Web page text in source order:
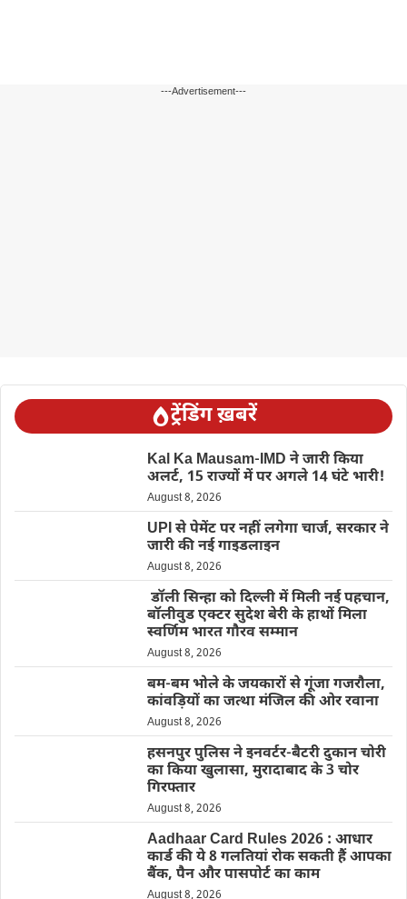
---Advertisement---
ट्रेंडिंग ख़बरें
Kal Ka Mausam-IMD ने जारी किया
अलर्ट, 15 राज्यों में पर अगले 14 घंटे भारी!
August 8, 2026
UPI से पेमेंट पर नहीं लगेगा चार्ज, सरकार ने
जारी की नई गाइडलाइन
August 8, 2026
डॉली सिन्हा को दिल्ली में मिली नई पहचान,
बॉलीवुड एक्टर सुदेश बेरी के हाथों मिला
स्वर्णिम भारत गौरव सम्मान
August 8, 2026
बम-बम भोले के जयकारों से गूंजा गजरौला,
कांवड़ियों का जत्था मंजिल की ओर रवाना
August 8, 2026
हसनपुर पुलिस ने इनवर्टर-बैटरी दुकान चोरी
का किया खुलासा, मुरादाबाद के 3 चोर
गिरफ्तार
August 8, 2026
Aadhaar Card Rules 2026 : आधार
कार्ड की ये 8 गलतियां रोक सकती हैं आपका
बैंक, पैन और पासपोर्ट का काम
August 8, 2026